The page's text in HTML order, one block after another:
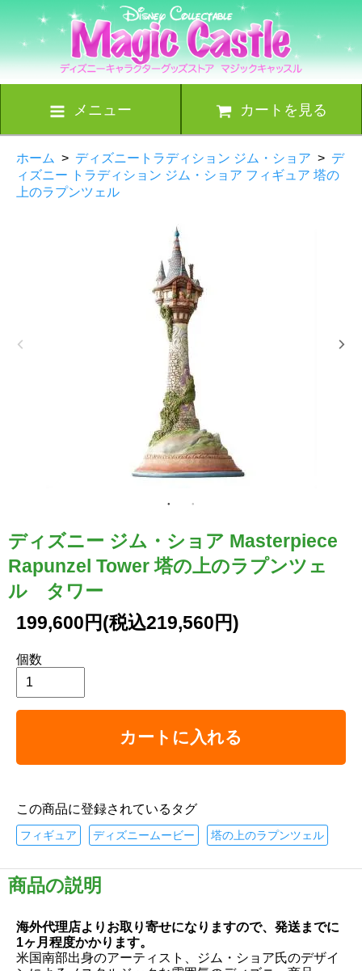
メニュー カートを見る
ホーム > ディズニートラディション ジム・ショア > デ
ィズニー トラディション ジム・ショア フィギュア 塔の
上のラプンツェル
ディズニー ジム・ショア Masterpiece
Rapunzel Tower 塔の上のラプンツェ
ル タワー
199,600円(税込219,560円)
個数
カートに入れる
この商品に登録されているタグ
フィギュア ディズニームービー 塔の上のラプンツェル
商品の説明
海外代理店よりお取り寄せになりますので、発送までに
1ヶ月程度かかります。
米国南部出身のアーティスト、ジム・ショア氏のデザイ